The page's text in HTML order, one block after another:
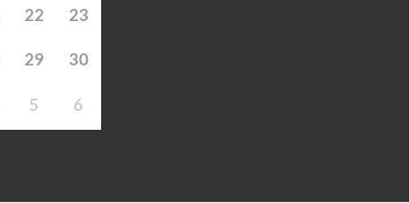
22 23
29 30
5 6